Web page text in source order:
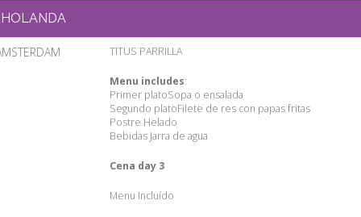
HOLANDA
TITUS PARRILLA
Menu includes:
Primer platoSopa o ensalada
Segundo platoFilete de res con papas fritas
Postre Helado
Bebidas Jarra de agua
Cena day 3
Menu Incluído